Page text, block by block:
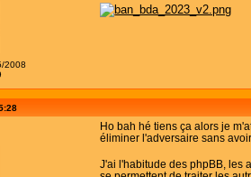
2008
Ho bah hé tiens ça alors je
éliminer l'adversaire sans avoir
J'ai l'habitude des phpBB, les